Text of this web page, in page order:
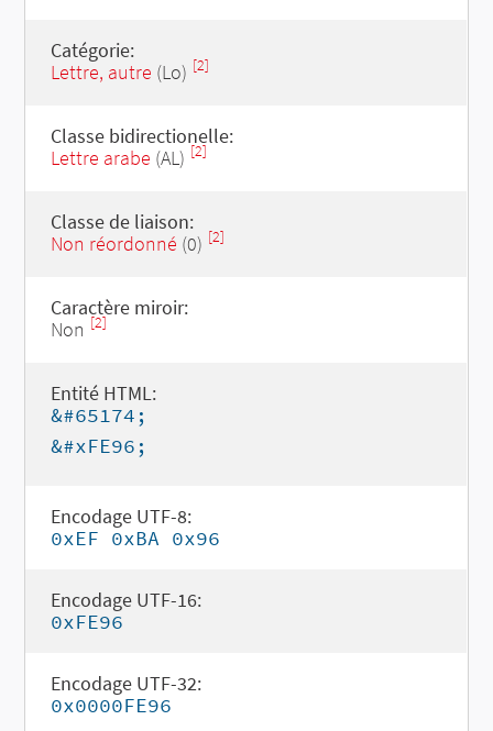
Catégorie:
Lettre, autre (Lo) [2]
Classe bidirectionelle:
Lettre arabe (AL) [2]
Classe de liaison:
Non réordonné (0) [2]
Caractère miroir:
Non [2]
Entité HTML:
&#65174;
&#xFE96;
Encodage UTF-8:
0xEF 0xBA 0x96
Encodage UTF-16:
0xFE96
Encodage UTF-32:
0x0000FE96